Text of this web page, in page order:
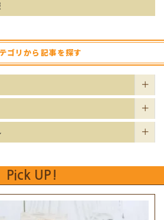
ゴリから記事を探す
Pick UP!